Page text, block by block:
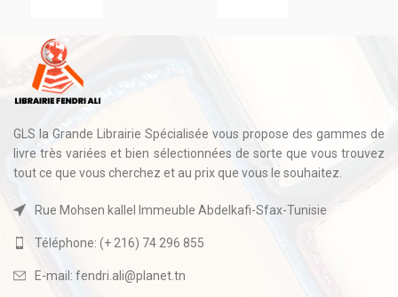
GLS la Grande Librairie Spécialisée vous propose des gammes de
livre très variées et bien sélectionnées de sorte que vous trouvez
tout ce que vous cherchez et au prix que vous le souhaitez.
Rue Mohsen kallel Immeuble Abdelkafi-Sfax-Tunisie
Téléphone: (+ 216) 74 296 855
E-mail: fendri.ali@planet.tn